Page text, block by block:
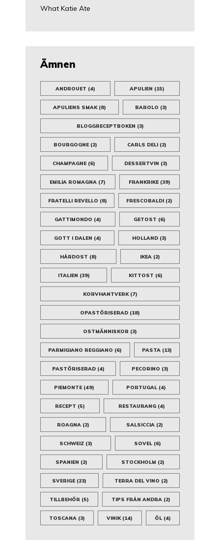
What Katie Ate
Ämnen
ANDROUET (4) APULIEN (15)
APULIENS SMAK(8) BAROLO (3)
BLOGGRECEPTBOKEN (3)
BOURGOGNE(2) CARLS DELI (2)
CHAMPAGNE (6) DESSERTVIN (3)
EMILIA ROMAGNA (7) FRANKRIKE(39)
FRATELLI REVELLO (8) FRESCOBALDI(2)
GATTIMONDO (4) GETOST (6)
GOTT I DALEN (4) HOLLAND(3)
HÅRDOST (8) IKEA (2)
ITALIEN (39) KITTOST (6)
KORVHANTVERK(7)
OPASTÖRISERAD (18)
OSTMÄNNISKOR (3)
PARMIGIANO REGGIANO (6) PASTA(13)
PASTÖRISERAD(4) PECORINO (3)
PIEMONTE (49) PORTUGAL(4)
RECEPT (5) RESTAURANG (4)
ROAGNA(2) SALSICCIA (2)
SCHWEIZ(3) SOVEL(6)
SPANIEN (2) STOCKHOLM (2)
SVERIGE (23) TERRA DEL VINO (2)
TILLBEHÖR (5) TIPS FRÅN ANDRA (2)
TOSCANA (3) VINIK(14) ÖL(4)